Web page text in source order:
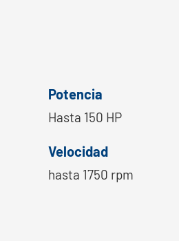
Potencia
Hasta 150 HP
Velocidad
hasta 1750 rpm